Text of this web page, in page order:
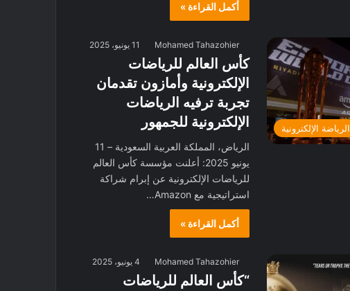
أكمل القراءة »
الرياضة الإلكترونية
Mohamed Tahazohier 11 يونيو، 2025
كأس العالم للرياضات
الإلكترونية وأمازون تقدمان
تجربة ترفيه الرياضات
الإلكترونية للجمهور
الرياض، المملكة العربية السعودية – 11
يونيو 2025: أعلنت مؤسسة كأس العالم
للرياضات الإلكترونية عن إبرام شراكة
استراتيجية مع Amazon…
أكمل القراءة »
Mohamed Tahazohier 4 يونيو، 2025
“كأس العالم للرياضات